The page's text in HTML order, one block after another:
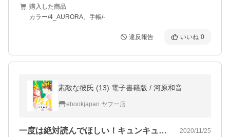
購入した商品
カラー/4_AURORA、手帳/-
違反報告 いいね 0
素敵な彼氏 (13) 電子書籍版 / 河原和音
ebookjapan ヤフー店
一度は絶対読んでほしい！キュンキュン間… 2020/11/25